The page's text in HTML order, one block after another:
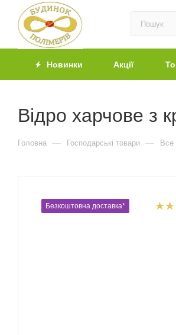
Новинки Акції
Відро харчове
Головна — Господарські товари — Все
Безкоштовна доставка*